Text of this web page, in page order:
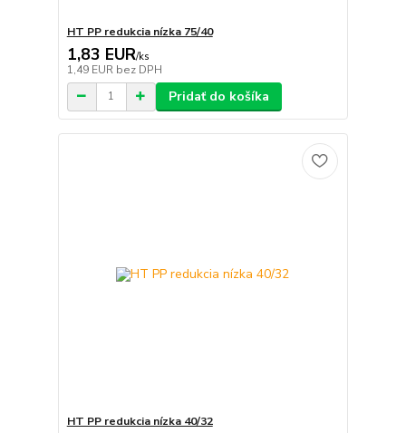
HT PP redukcia nízka 75/40
1,83 EUR/ks
1,49 EUR bez DPH
Pridať do košíka
HT PP redukcia nízka 40/32